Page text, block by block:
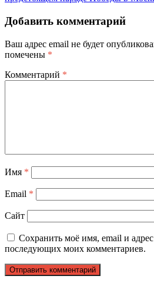
Добавить комментарий
Ваш адрес email не будет
помечены *
Комментарий *
Имя *
Email *
Сайт
Сохранить моё имя, email и адрес
последующих моих комментариев.